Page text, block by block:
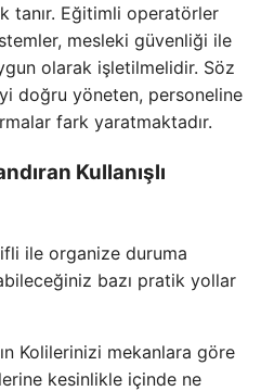
tanır. Eğitimli operatörler
mesleki güvenliği ile
olarak işletilmelidir. Söz
doğru yöneten, personeline
fark yaratmaktadır.
Kullanışlı
ile organize duruma
bazı pratik yollar
Kolilerinizi mekanlara göre
kesinlikle içinde ne